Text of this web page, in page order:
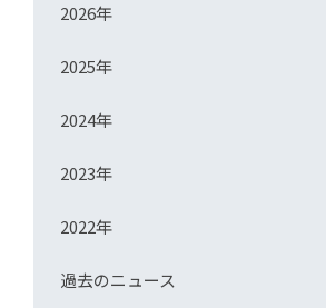
2026年
2025年
2024年
2023年
2022年
過去のニュース